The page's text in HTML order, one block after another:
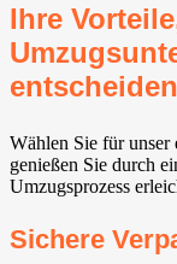
Ihre
entscheiden
Wählen Sie für unser
genießen Sie durch
Umzugsprozess
Sichere